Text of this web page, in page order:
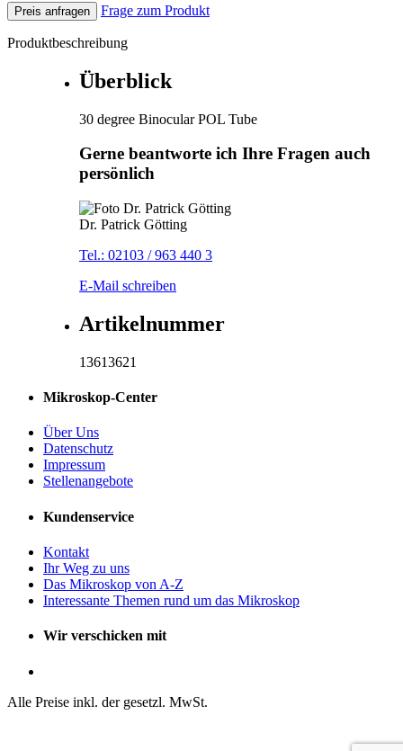
Preis anfragen Frage zum Produkt
Produktbeschreibung
Überblick
30 degree Binocular POL Tube
Gerne beantworte ich Ihre Fragen auch
persönlich
Dr. Patrick Götting
Tel.: 02103 / 963 440 3
E-Mail schreiben
Artikelnummer
13613621
Mikroskop-Center
Über Uns
Datenschutz
Impressum
Stellenangebote
Kundenservice
Kontakt
Ihr Weg zu uns
Das Mikroskop von A-Z
Interessante Themen rund um das Mikroskop
Wir verschicken mit
Alle Preise inkl. der gesetzl. MwSt.